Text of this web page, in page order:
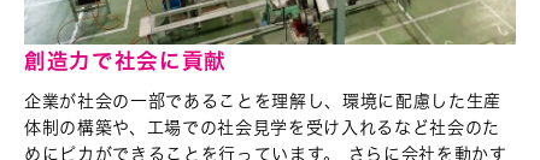
創造力で社会に貢献
企業が社会の一部であることを理解し、環境に配慮した生産
体制の構築や、工場での社会見学を受け入れるなど社会のた
めにピカができることを行っています。 さらに会社を動かす